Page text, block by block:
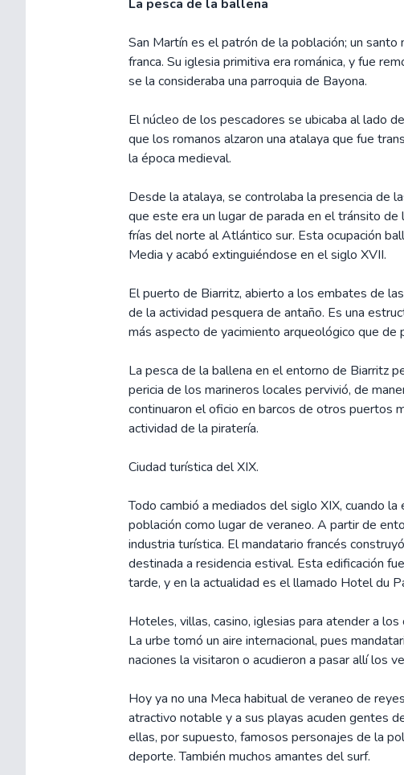
La pesca de la ballena
San Martín es el patrón de la población; un santo
franca. Su iglesia primitiva era románica, y fue
se la consideraba una parroquia de Bayona.
El núcleo de los pescadores se ubicaba al lado
que los romanos alzaron una atalaya que fue
la época medieval.
Desde la atalaya, se controlaba la presencia de
que este era un lugar de parada en el tránsito de
frías del norte al Atlántico sur. Esta ocupación
Media y acabó extinguiéndose en el siglo XVII.
El puerto de Biarritz, abierto a los embates de
de la actividad pesquera de antaño. Es una
más aspecto de yacimiento arqueológico que de
La pesca de la ballena en el entorno de Biarritz
pericia de los marineros locales pervivió, de
continuaron el oficio en barcos de otros puertos
actividad de la piratería.
Ciudad turística del XIX.
Todo cambió a mediados del siglo XIX, cuando
población como lugar de veraneo. A partir de
industria turística. El mandatario francés
destinada a residencia estival. Esta edificación
tarde, y en la actualidad es el llamado Hotel du
Hoteles, villas, casino, iglesias para atender a
La urbe tomó un aire internacional, pues
naciones la visitaron o acudieron a pasar allí los
Hoy ya no una Meca habitual de veraneo de
atractivo notable y a sus playas acuden gentes
ellas, por supuesto, famosos personajes de la
deporte. También muchos amantes del surf.